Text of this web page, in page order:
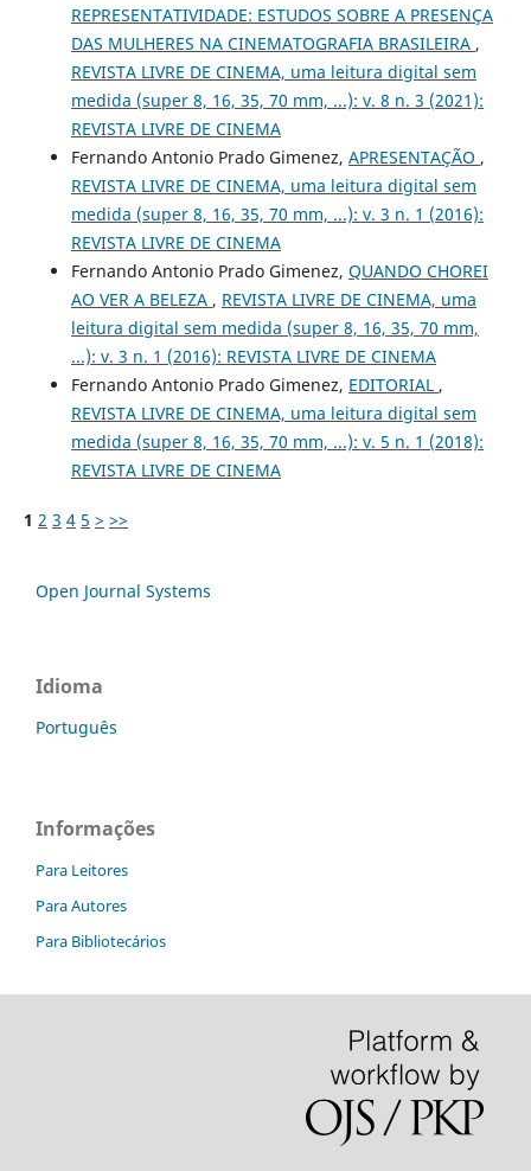
REPRESENTATIVIDADE: ESTUDOS SOBRE A PRESENÇA
DAS MULHERES NA CINEMATOGRAFIA BRASILEIRA ,
REVISTA LIVRE DE CINEMA, uma leitura digital sem
medida (super 8, 16, 35, 70 mm, ...): v. 8 n. 3 (2021):
REVISTA LIVRE DE CINEMA
Fernando Antonio Prado Gimenez, APRESENTAÇÃO ,
REVISTA LIVRE DE CINEMA, uma leitura digital sem
medida (super 8, 16, 35, 70 mm, ...): v. 3 n. 1 (2016):
REVISTA LIVRE DE CINEMA
Fernando Antonio Prado Gimenez, QUANDO CHOREI
AO VER A BELEZA , REVISTA LIVRE DE CINEMA, uma
leitura digital sem medida (super 8, 16, 35, 70 mm,
...): v. 3 n. 1 (2016): REVISTA LIVRE DE CINEMA
Fernando Antonio Prado Gimenez, EDITORIAL ,
REVISTA LIVRE DE CINEMA, uma leitura digital sem
medida (super 8, 16, 35, 70 mm, ...): v. 5 n. 1 (2018):
REVISTA LIVRE DE CINEMA
1 2 3 4 5 > >>
Open Journal Systems
Idioma
Português
Informações
Para Leitores
Para Autores
Para Bibliotecários